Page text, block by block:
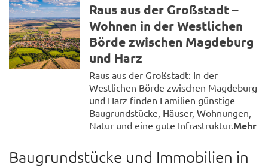
Raus aus der Großstadt –
Wohnen in der Westlichen
Börde zwischen Magdeburg
und Harz
Raus aus der Großstadt: In der
Westlichen Börde zwischen Magdeburg
und Harz finden Familien günstige
Baugrundstücke, Häuser, Wohnungen,
Natur und eine gute Infrastruktur. Mehr
Baugrundstücke und Immobilien in